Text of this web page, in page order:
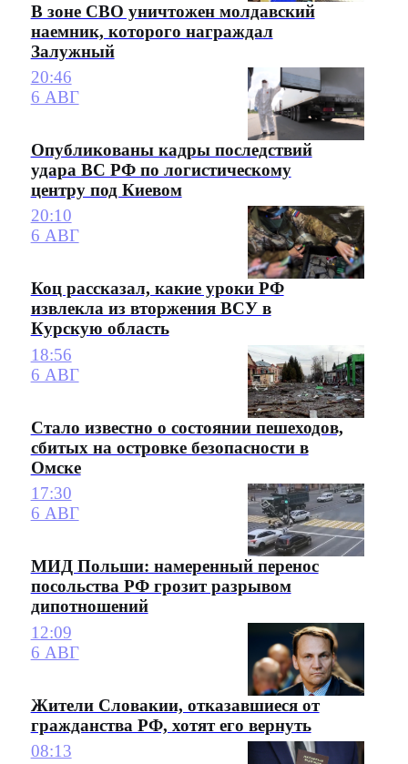
В зоне СВО уничтожен молдавский
наемник, которого награждал
Залужный
20:46
6 АВГ
Опубликованы кадры последствий
удара ВС РФ по логистическому
центру под Киевом
20:10
6 АВГ
Коц рассказал, какие уроки РФ
извлекла из вторжения ВСУ в
Курскую область
18:56
6 АВГ
Стало известно о состоянии пешеходов,
сбитых на островке безопасности в
Омске
17:30
6 АВГ
МИД Польши: намеренный перенос
посольства РФ грозит разрывом
дипотношений
12:09
6 АВГ
Жители Словакии, отказавшиеся от
гражданства РФ, хотят его вернуть
08:13